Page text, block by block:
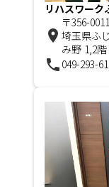
リハスワーク
room
〒356-0011
埼玉県ふ
み野 1,2
phone 049-293-